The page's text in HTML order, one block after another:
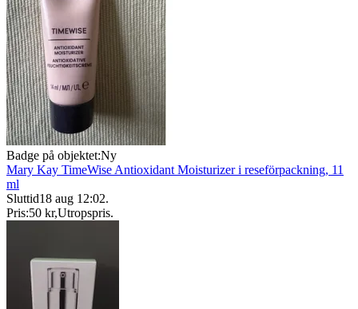
Badge på objektet:Ny
Mary Kay TimeWise Antioxidant Moisturizer i reseförpackning, 11
ml
Sluttid18 aug 12:02.
Pris:50 kr,Utropspris.